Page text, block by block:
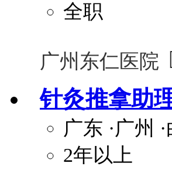
全职
广州东仁医院
针灸推拿助
广东 ·广州
2年以上